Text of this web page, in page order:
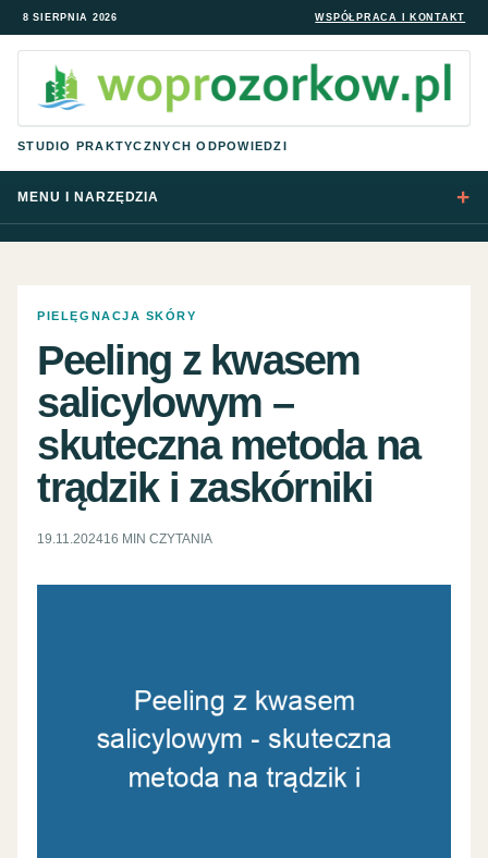
8 SIERPNIA 2026 WSPÓŁPRACA I KONTAKT
STUDIO PRAKTYCZNYCH ODPOWIEDZI
MENU I NARZĘDZIA
PIELĘGNACJA SKÓRY
Peeling z kwasem
salicylowym –
skuteczna metoda na
trądzik i zaskórniki
19.11.202416 MIN CZYTANIA